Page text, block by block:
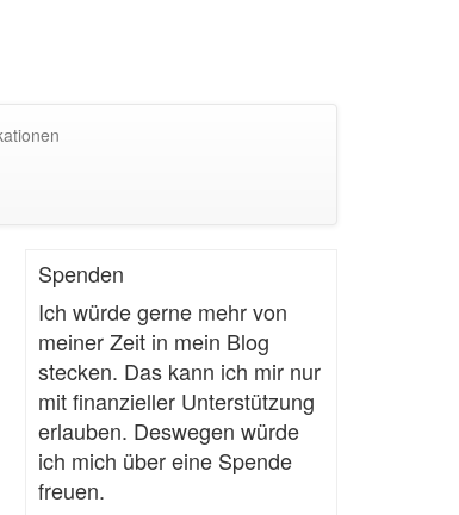
Spenden
Ich würde gerne mehr von
meiner Zeit in mein Blog
stecken. Das kann ich mir nur
mit finanzieller Unterstützung
erlauben. Deswegen würde
ich mich über eine Spende
freuen.